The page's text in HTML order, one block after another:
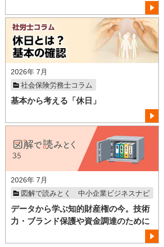
2026年 7月
社会保険労務士コラム
基本から考える「休日」
2026年 7月
図解で読みとく 中小企業ビジネスナビ
データから学ぶ知的財産権の今。技術
力・ブランド保護や資金調達のために